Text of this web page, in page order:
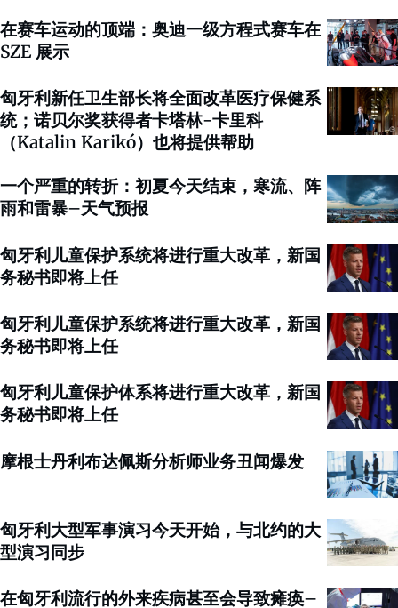
在赛车运动的顶端：奥迪一级方程式赛车在
SZE 展示
匈牙利新任卫生部长将全面改革医疗保健系
统；诺贝尔奖获得者卡塔林-卡里科
（Katalin Karikó）也将提供帮助
一个严重的转折：初夏今天结束，寒流、阵
雨和雷暴–天气预报
匈牙利儿童保护系统将进行重大改革，新国
务秘书即将上任
匈牙利儿童保护系统将进行重大改革，新国
务秘书即将上任
匈牙利儿童保护体系将进行重大改革，新国
务秘书即将上任
摩根士丹利布达佩斯分析师业务丑闻爆发
匈牙利大型军事演习今天开始，与北约的大
型演习同步
在匈牙利流行的外来疾病甚至会导致瘫痪–